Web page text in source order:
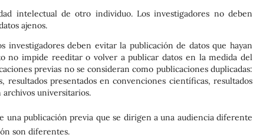
intelectual de otro individuo. Los investigadores no deben
ajenos.
investigadores deben evitar la publicación de datos que hayan
no impide reeditar o volver a publicar datos en la medida del
previas no se consideran como publicaciones duplicadas:
resultados presentados en convenciones científicas, resultados
archivos universitarios.
una publicación previa que se dirigen a una audiencia diferente
son diferentes.